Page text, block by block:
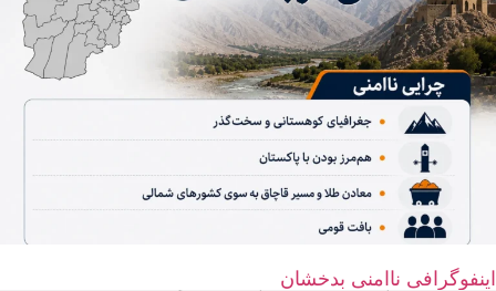
اینفوگرافی ناامنی بدخشان